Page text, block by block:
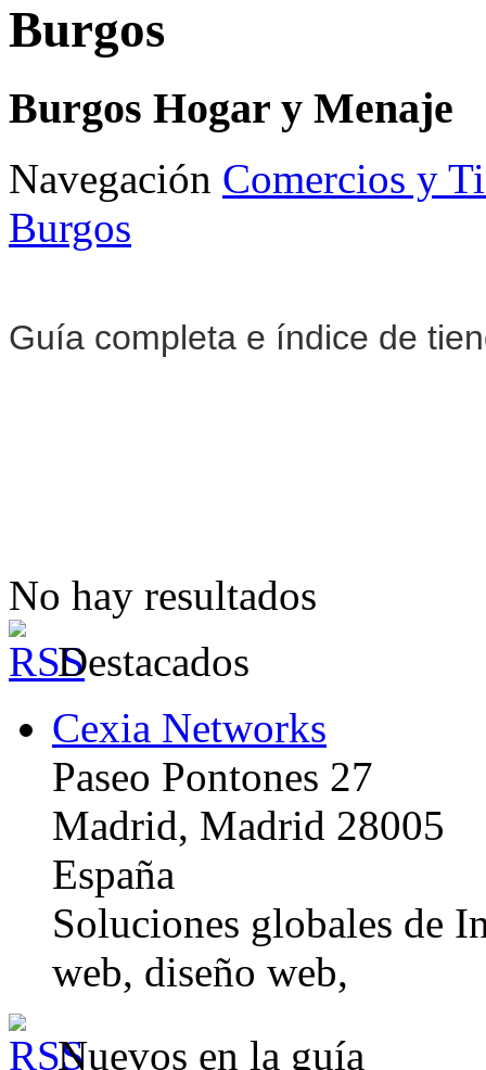
Burgos
Burgos Hogar y Menaje
Navegación Comercios y
Burgos
Guía completa e índice de
No hay resultados
Destacados
Cexia Networks
Paseo Pontones 27
Madrid, Madrid 28005
España
Soluciones globales de
web, diseño web,
Nuevos en la guía